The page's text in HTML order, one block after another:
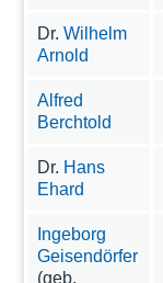
Dr.Wilhelm
Arnold
Alfred
Berchtold
Dr. Hans
Ehard
Ingeborg
Geisendörfer
(geb.